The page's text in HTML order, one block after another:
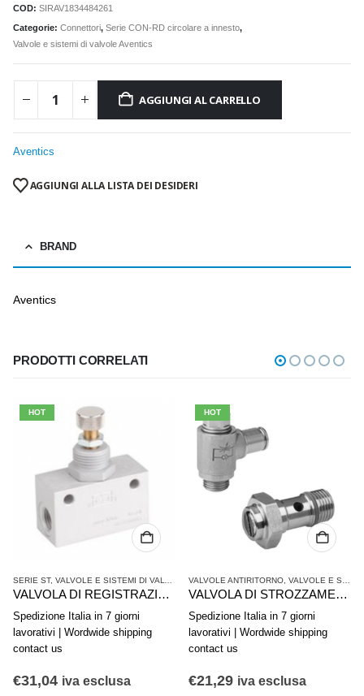
COD: SIRAV1834484261
Categorie: Connettori, Serie CON-RD circolare a innesto,
Valvole e sistemi di valvole Aventics
AGGIUNGI AL CARRELLO
Aventics
AGGIUNGI ALLA LISTA DEI DESIDERI
BRAND
Aventics
PRODOTTI CORRELATI
HOT
SERIE ST, VALVOLE E SISTEMI DI VALVOLE AVENTICS ,VALVOLE SINGOLE
VALVOLA DI REGISTRAZIONE AVENTICS SERIE CC01 0821200005
Spedizione Italia in 7 giorni
lavorativi | Wordwide shipping
contact us
€31,04 iva esclusa
HOT
VALVOLE ANTIRITORNO VALVOLE E SISTEMI DI VALVOLE AVENTICS
VALVOLA DI STROZZAMENTO ANTIRITORNO AVENTICS SERIE CC02-AL 0821200204
Spedizione Italia in 7 giorni
lavorativi | Wordwide shipping
contact us
€21,29 iva esclusa